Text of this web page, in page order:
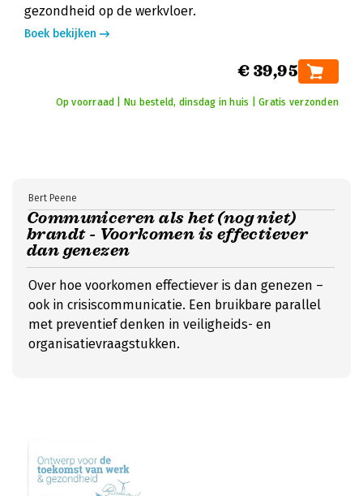
gezondheid op de werkvloer.
Boek bekijken
€ 39,95
Op voorraad | Nu besteld, dinsdag in huis | Gratis verzonden
Communiceren als het (nog niet)
brandt - Voorkomen is effectiever
dan genezen
Bert Peene
Over hoe voorkomen effectiever is dan genezen –
ook in crisiscommunicatie. Een bruikbare parallel
met preventief denken in veiligheids- en
organisatievraagstukken.